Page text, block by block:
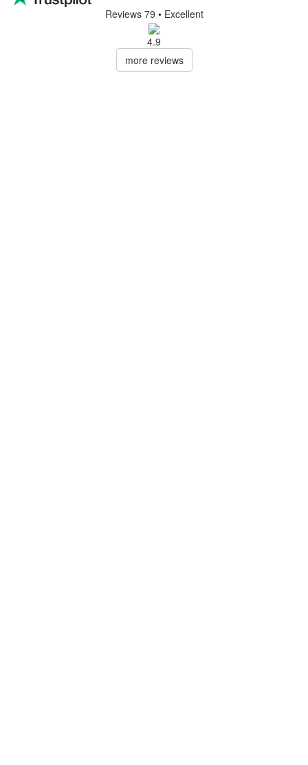
Reviews 79 • Excellent
4.9
more reviews